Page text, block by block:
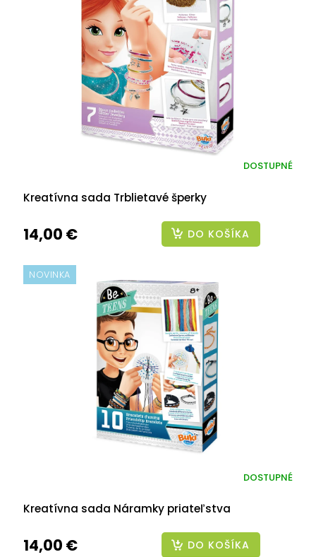
Kreatívna sada Trblietavé šperky
DOSTUPNÉ
14,00 € DO KOŠÍKA
NOVINKA
Kreatívna sada Náramky priateľstva
DOSTUPNÉ
14,00 € DO KOŠÍKA